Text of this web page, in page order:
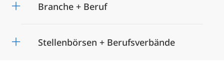
Branche + Beruf
Stellenbörsen + Berufsverbände